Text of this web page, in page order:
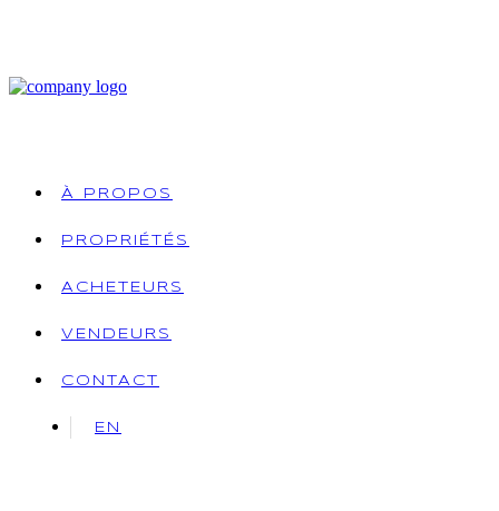
À PROPOS
PROPRIÉTÉS
ACHETEURS
VENDEURS
CONTACT
EN